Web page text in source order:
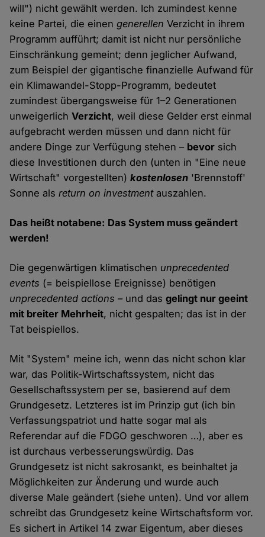
will") nicht gewählt werden. Ich zumindest kenne
keine Partei, die einengenerellen Verzicht in ihrem
Programm aufführt; damit ist nicht nur persönliche
Einschränkung gemeint; denn jeglicher Aufwand,
zum Beispiel der gigantische finanzielle Aufwand für
ein Klimawandel-Stopp-Programm, bedeutet
zumindest übergangsweise für 1–2 Generationen
unweigerlichVerzicht, weil diese Gelder erst einmal
aufgebracht werden müssen und dann nicht für
andere Dinge zur Verfügung stehen – bevor sich
diese Investitionen durch den (unten in "Eine neue
Wirtschaft" vorgestellten)kostenlosen 'Brennstoff'
Sonne alsreturn on investmentauszahlen.
Das heißt notabene: Das System muss geändert
werden!
Die gegenwärtigen klimatischen unprecedented
events (= beispiellose Ereignisse) benötigen
unprecedented actions – und dasgelingt nur geeint
mit breiter Mehrheit, nicht gespalten; das ist in der
Tat beispiellos.
Mit "System" meine ich, wenn das nicht schon klar
war, das Politik-Wirtschaftssystem, nicht das
Gesellschaftssystem per se, basierend auf dem
Grundgesetz. Letzteres ist im Prinzip gut (ich bin
Verfassungspatriot und hatte sogar mal als
Referendar auf die FDGO geschworen …), aber es
ist durchaus verbesserungswürdig. Das
Grundgesetz ist nicht sakrosankt, es beinhaltet ja
Möglichkeiten zur Änderung und wurde auch
diverse Male geändert (siehe unten). Und vor allem
schreibt das Grundgesetz keine Wirtschaftsform vor.
Es sichert in Artikel 14 zwar Eigentum, aber dieses